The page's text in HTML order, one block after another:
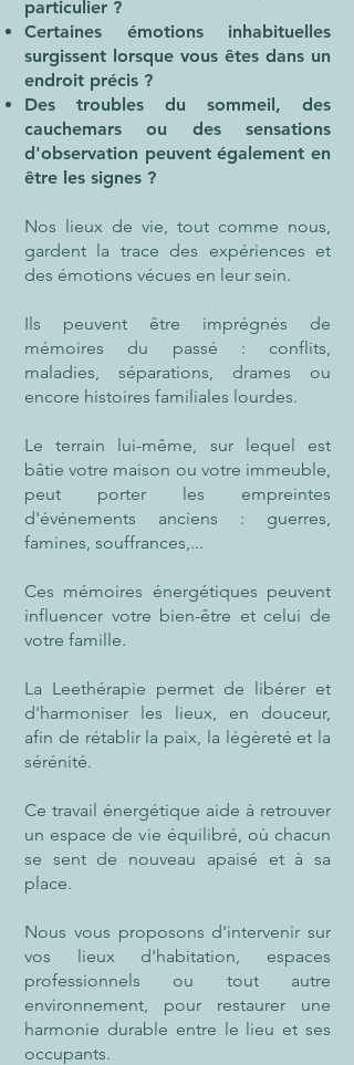
particulier ?
Certaines émotions inhabituelles
surgissent lorsque vous êtes dans un
endroit précis ?
Des troubles du sommeil, des
cauchemars ou des sensations
d'observation peuvent également en
être les signes ?
Nos lieux de vie, tout comme nous,
gardent la trace des expériences et
des émotions vécues en leur sein.
Ils peuvent être imprégnés de
mémoires du passé : conflits,
maladies, séparations, drames ou
encore histoires familiales lourdes.
Le terrain lui-même, sur lequel est
bâtie votre maison ou votre immeuble,
peut porter les empreintes
d'événements anciens : guerres,
famines, souffrances,...
Ces mémoires énergétiques peuvent
influencer votre bien-être et celui de
votre famille.
La Leethérapie permet de libérer et
d'harmoniser les lieux, en douceur,
afin de rétablir la paix, la légèreté et la
sérénité.
Ce travail énergétique aide à retrouver
un espace de vie équilibré, où chacun
se sent de nouveau apaisé et à sa
place.
Nous vous proposons d'intervenir sur
vos lieux d'habitation, espaces
professionnels ou tout autre
environnement, pour restaurer une
harmonie durable entre le lieu et ses
occupants.